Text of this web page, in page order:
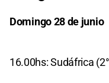
Domingo 28 de junio
16.00hs: Sudáfrica